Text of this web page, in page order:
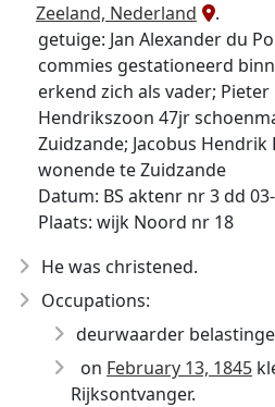
Zeeland, Nederland
.
getuige: Jan Alexander du
commies gestationeerd
erkend zich als vader; Pieter
Hendrikszoon 47jr
Zuidzande; Jacobus
wonende te Zuidzande
Datum: BS aktenr nr 3 dd
Plaats: wijk Noord nr 18
He was christened.
Occupations:
deurwaarder
on February 13, 1845
Rijksontvanger.